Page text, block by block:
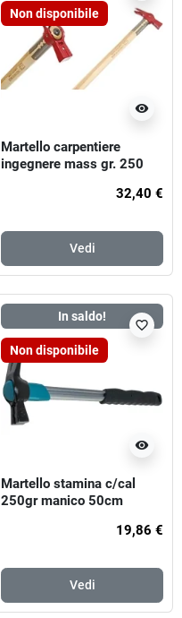
Non disponibile
visibility
Martello carpentiere
ingegnere mass gr. 250
32,40 €
Vedi
In saldo!
Non disponibile
visibility
favorite_border
Martello stamina c/cal
250gr manico 50cm
19,86 €
Vedi